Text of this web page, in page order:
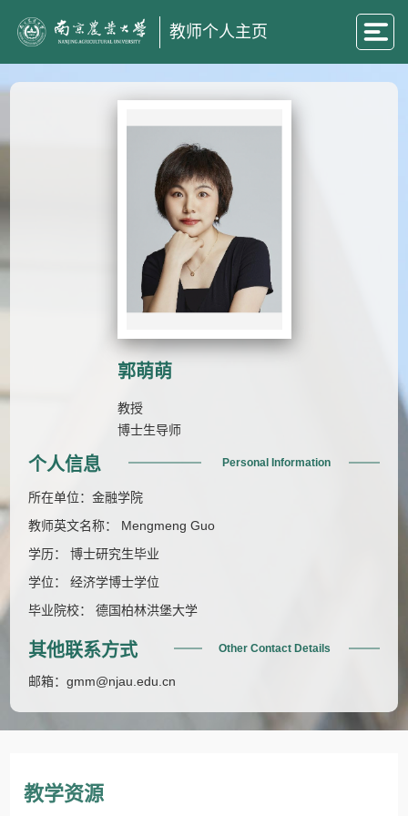
教师个人主页
郭萌萌
教授
博士生导师
个人信息 Personal Information
所在单位：金融学院
教师英文名称： Mengmeng Guo
学历： 博士研究生毕业
学位： 经济学博士学位
毕业院校： 德国柏林洪堡大学
其他联系方式 Other Contact Details
邮箱：gmm@njau.edu.cn
教学资源